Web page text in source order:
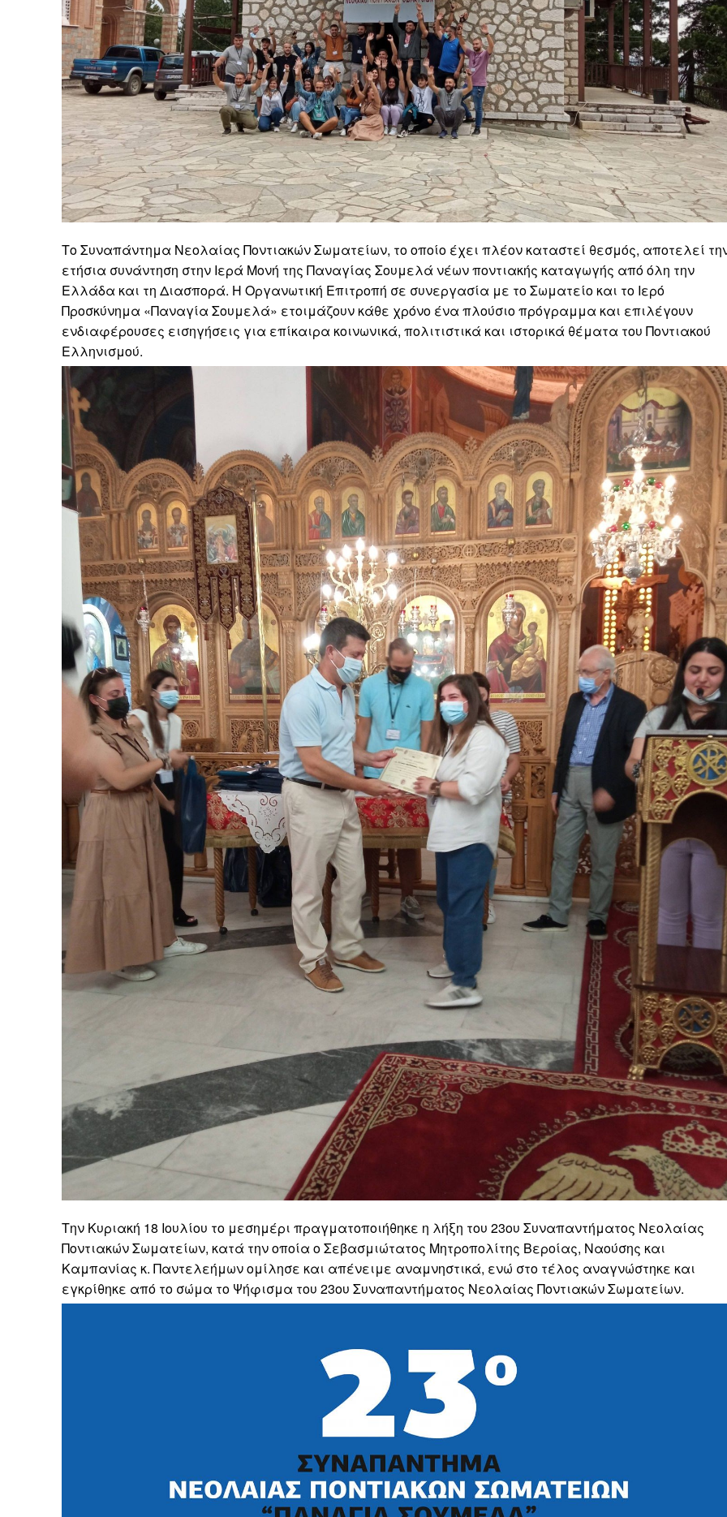
Το Συναπάντημα Νεολαίας Ποντιακών Σωματείων, το οποίο έχει πλέον καταστεί θεσμός, αποτελεί
ετήσια συνάντηση στην Ιερά Μονή της Παναγίας Σουμελά νέων ποντιακής καταγωγής από όλη την
Ελλάδα και τη Διασπορά. Η Οργανωτική Επιτροπή σε συνεργασία με το Σωματείο και το Ιερό
Προσκύνημα «Παναγία Σουμελά» ετοιμάζουν κάθε χρόνο ένα πλούσιο πρόγραμμα και επιλέγουν
ενδιαφέρουσες εισηγήσεις για επίκαιρα κοινωνικά, πολιτιστικά και ιστορικά θέματα του Ποντιακού
Ελληνισμού.
Την Κυριακή 18 Ιουλίου το μεσημέρι πραγματοποιήθηκε η λήξη του 23ου Συναπαντήματος Νεολαίας
Ποντιακών Σωματείων, κατά την οποία ο Σεβασμιώτατος Μητροπολίτης Βεροίας, Ναούσης και
Καμπανίας κ. Παντελεήμων ομίλησε και απένειμε αναμνηστικά, ενώ στο τέλος αναγνώστηκε και
εγκρίθηκε από το σώμα το Ψήφισμα του 23ου Συναπαντήματος Νεολαίας Ποντιακών Σωματείων.